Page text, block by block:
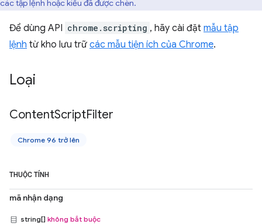
các tập lệnh hoặc kiểu đã được chèn.
Để dùng API chrome.scripting , hãy cài đặt mẫu tập
lệnh từ kho lưu trữ các mẫu tiện ích của Chrome.
Loại
ContentScriptFilter
Chrome 96 trở lên
THUỘC TÍNH
mã nhận dạng
string[] không bắt buộc